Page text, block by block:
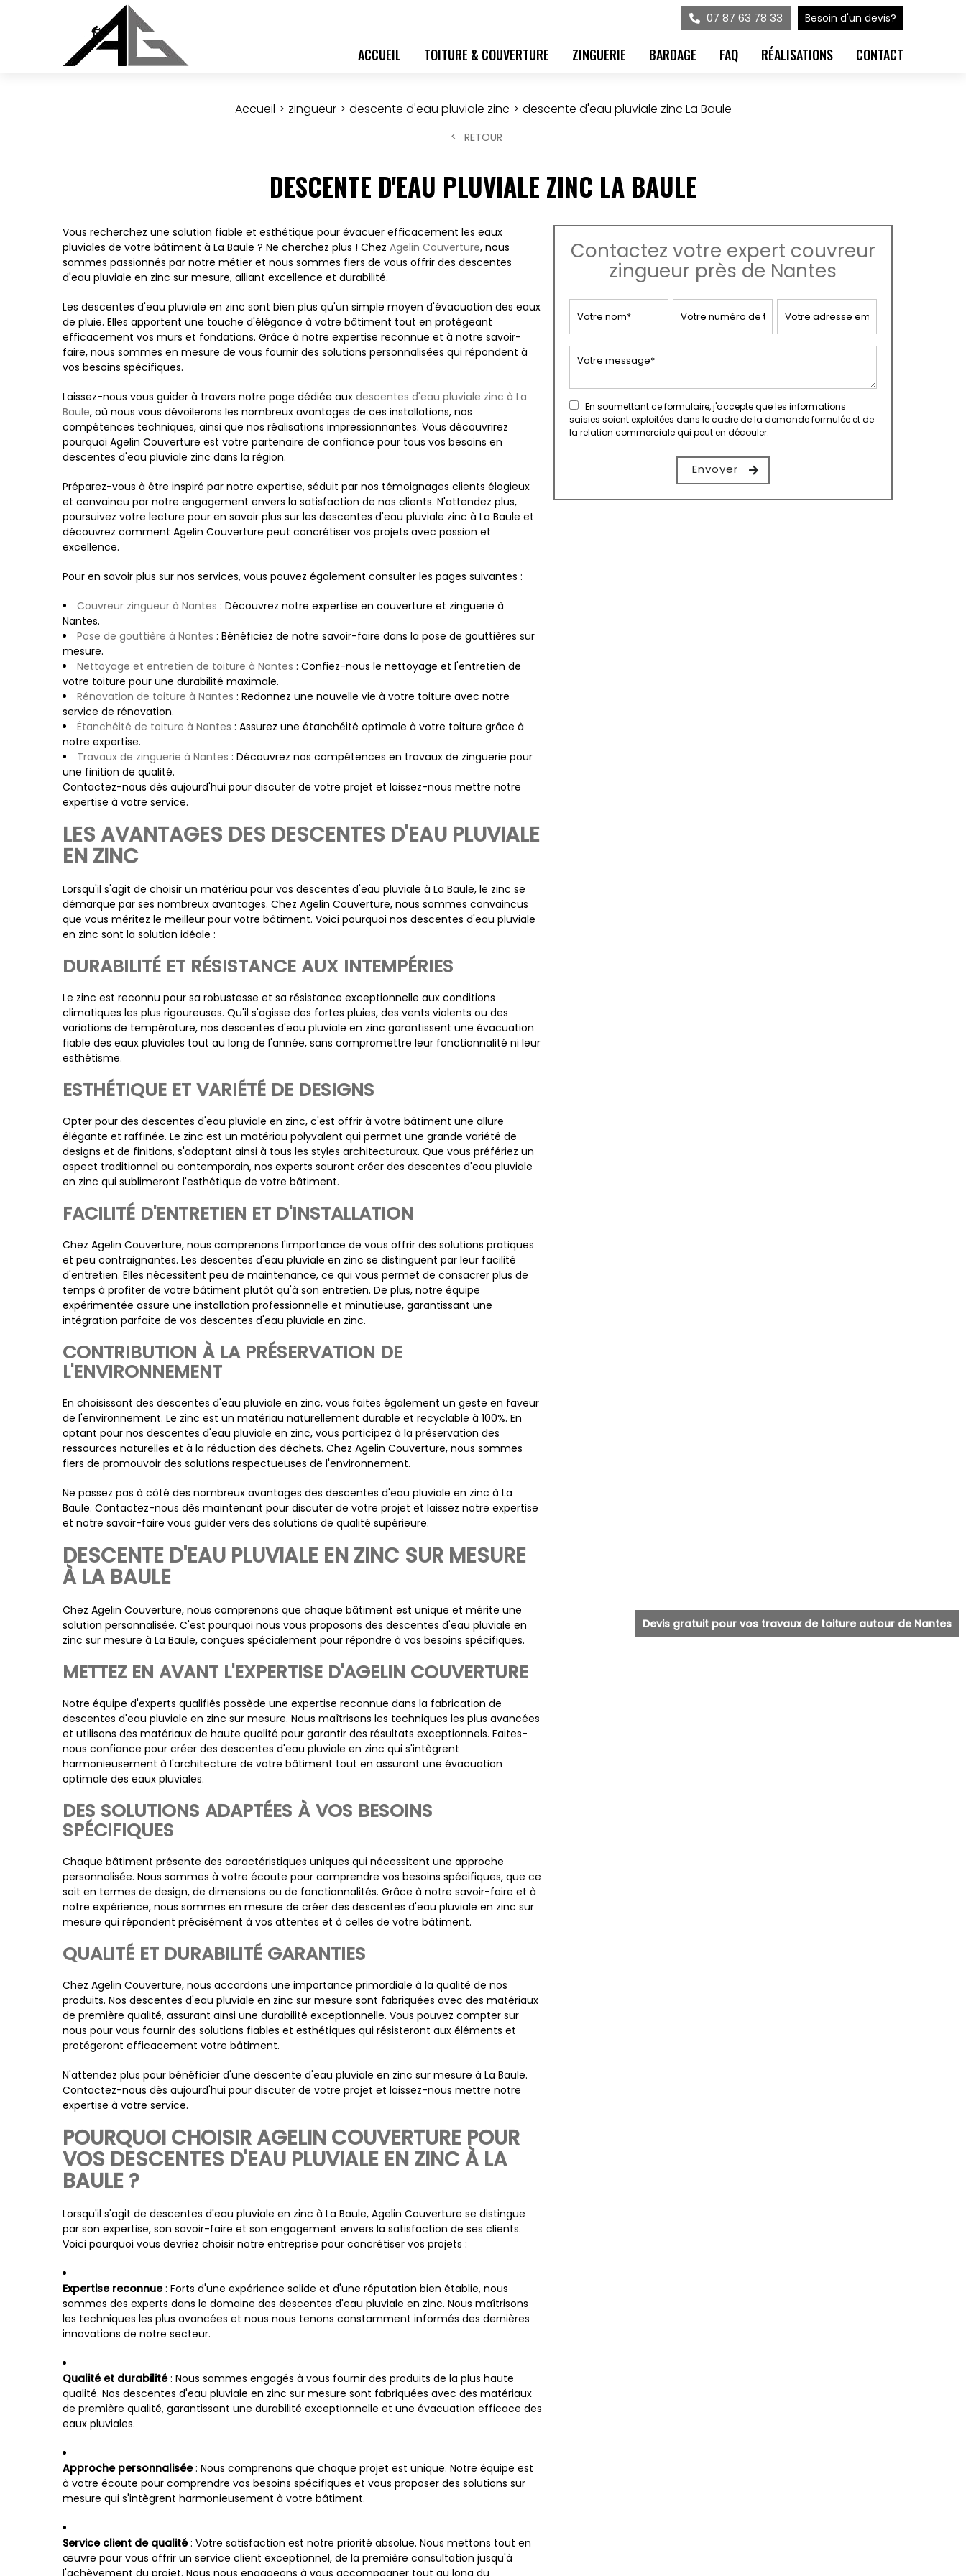
07 87 63 78 33 Besoin d'un devis?
ACCUEIL TOITURE & COUVERTURE ZINGUERIE BARDAGE FAQ RÉALISATIONS CONTACT
Accueil zingueur descente d'eau pluviale zinc descente d'eau pluviale zinc La Baule
RETOUR
DESCENTE D'EAU PLUVIALE ZINC LA BAULE
Vous recherchez une solution fiable et esthétique pour évacuer efficacement les eaux
pluviales de votre bâtiment à La Baule ? Ne cherchez plus ! Chez Agelin Couverture, nous
sommes passionnés par notre métier et nous sommes fiers de vous offrir des descentes
d'eau pluviale en zinc sur mesure, alliant excellence et durabilité.
Les descentes d'eau pluviale en zinc sont bien plus qu'un simple moyen d'évacuation des eaux
de pluie. Elles apportent une touche d'élégance à votre bâtiment tout en protégeant
efficacement vos murs et fondations. Grâce à notre expertise reconnue et à notre savoir-
faire, nous sommes en mesure de vous fournir des solutions personnalisées qui répondent à
vos besoins spécifiques.
Laissez-nous vous guider à travers notre page dédiée aux descentes d'eau pluviale zinc à La
Baule, où nous vous dévoilerons les nombreux avantages de ces installations, nos
compétences techniques, ainsi que nos réalisations impressionnantes. Vous découvrirez
pourquoi Agelin Couverture est votre partenaire de confiance pour tous vos besoins en
descentes d'eau pluviale zinc dans la région.
Préparez-vous à être inspiré par notre expertise, séduit par nos témoignages clients élogieux
et convaincu par notre engagement envers la satisfaction de nos clients. N'attendez plus,
poursuivez votre lecture pour en savoir plus sur les descentes d'eau pluviale zinc à La Baule et
découvrez comment Agelin Couverture peut concrétiser vos projets avec passion et
excellence.
Pour en savoir plus sur nos services, vous pouvez également consulter les pages suivantes :
Couvreur zingueur à Nantes : Découvrez notre expertise en couverture et zinguerie à
Nantes.
Pose de gouttière à Nantes : Bénéficiez de notre savoir-faire dans la pose de gouttières sur
mesure.
Nettoyage et entretien de toiture à Nantes : Confiez-nous le nettoyage et l'entretien de
votre toiture pour une durabilité maximale.
Rénovation de toiture à Nantes : Redonnez une nouvelle vie à votre toiture avec notre
service de rénovation.
Étanchéité de toiture à Nantes : Assurez une étanchéité optimale à votre toiture grâce à
notre expertise.
Travaux de zinguerie à Nantes : Découvrez nos compétences en travaux de zinguerie pour
une finition de qualité.
Contactez-nous dès aujourd'hui pour discuter de votre projet et laissez-nous mettre notre
expertise à votre service.
LES AVANTAGES DES DESCENTES D'EAU PLUVIALE
EN ZINC
Lorsqu'il s'agit de choisir un matériau pour vos descentes d'eau pluviale à La Baule, le zinc se
démarque par ses nombreux avantages. Chez Agelin Couverture, nous sommes convaincus
que vous méritez le meilleur pour votre bâtiment. Voici pourquoi nos descentes d'eau pluviale
en zinc sont la solution idéale :
DURABILITÉ ET RÉSISTANCE AUX INTEMPÉRIES
Le zinc est reconnu pour sa robustesse et sa résistance exceptionnelle aux conditions
climatiques les plus rigoureuses. Qu'il s'agisse des fortes pluies, des vents violents ou des
variations de température, nos descentes d'eau pluviale en zinc garantissent une évacuation
fiable des eaux pluviales tout au long de l'année, sans compromettre leur fonctionnalité ni leur
esthétisme.
ESTHÉTIQUE ET VARIÉTÉ DE DESIGNS
Opter pour des descentes d'eau pluviale en zinc, c'est offrir à votre bâtiment une allure
élégante et raffinée. Le zinc est un matériau polyvalent qui permet une grande variété de
designs et de finitions, s'adaptant ainsi à tous les styles architecturaux. Que vous préfériez un
aspect traditionnel ou contemporain, nos experts sauront créer des descentes d'eau pluviale
en zinc qui sublimeront l'esthétique de votre bâtiment.
FACILITÉ D'ENTRETIEN ET D'INSTALLATION
Chez Agelin Couverture, nous comprenons l'importance de vous offrir des solutions pratiques
et peu contraignantes. Les descentes d'eau pluviale en zinc se distinguent par leur facilité
d'entretien. Elles nécessitent peu de maintenance, ce qui vous permet de consacrer plus de
temps à profiter de votre bâtiment plutôt qu'à son entretien. De plus, notre équipe
expérimentée assure une installation professionnelle et minutieuse, garantissant une
intégration parfaite de vos descentes d'eau pluviale en zinc.
CONTRIBUTION À LA PRÉSERVATION DE
L'ENVIRONNEMENT
En choisissant des descentes d'eau pluviale en zinc, vous faites également un geste en faveur
de l'environnement. Le zinc est un matériau naturellement durable et recyclable à 100%. En
optant pour nos descentes d'eau pluviale en zinc, vous participez à la préservation des
ressources naturelles et à la réduction des déchets. Chez Agelin Couverture, nous sommes
fiers de promouvoir des solutions respectueuses de l'environnement.
Ne passez pas à côté des nombreux avantages des descentes d'eau pluviale en zinc à La
Baule. Contactez-nous dès maintenant pour discuter de votre projet et laissez notre expertise
et notre savoir-faire vous guider vers des solutions de qualité supérieure.
DESCENTE D'EAU PLUVIALE EN ZINC SUR MESURE
À LA BAULE
Chez Agelin Couverture, nous comprenons que chaque bâtiment est unique et mérite une
solution personnalisée. C'est pourquoi nous vous proposons des descentes d'eau pluviale en
zinc sur mesure à La Baule, conçues spécialement pour répondre à vos besoins spécifiques.
METTEZ EN AVANT L'EXPERTISE D'AGELIN COUVERTURE
Notre équipe d'experts qualifiés possède une expertise reconnue dans la fabrication de
descentes d'eau pluviale en zinc sur mesure. Nous maîtrisons les techniques les plus avancées
et utilisons des matériaux de haute qualité pour garantir des résultats exceptionnels. Faites-
nous confiance pour créer des descentes d'eau pluviale en zinc qui s'intègrent
harmonieusement à l'architecture de votre bâtiment tout en assurant une évacuation
optimale des eaux pluviales.
DES SOLUTIONS ADAPTÉES À VOS BESOINS
SPÉCIFIQUES
Chaque bâtiment présente des caractéristiques uniques qui nécessitent une approche
personnalisée. Nous sommes à votre écoute pour comprendre vos besoins spécifiques, que ce
soit en termes de design, de dimensions ou de fonctionnalités. Grâce à notre savoir-faire et à
notre expérience, nous sommes en mesure de créer des descentes d'eau pluviale en zinc sur
mesure qui répondent précisément à vos attentes et à celles de votre bâtiment.
QUALITÉ ET DURABILITÉ GARANTIES
Chez Agelin Couverture, nous accordons une importance primordiale à la qualité de nos
produits. Nos descentes d'eau pluviale en zinc sur mesure sont fabriquées avec des matériaux
de première qualité, assurant ainsi une durabilité exceptionnelle. Vous pouvez compter sur
nous pour vous fournir des solutions fiables et esthétiques qui résisteront aux éléments et
protégeront efficacement votre bâtiment.
N'attendez plus pour bénéficier d'une descente d'eau pluviale en zinc sur mesure à La Baule.
Contactez-nous dès aujourd'hui pour discuter de votre projet et laissez-nous mettre notre
expertise à votre service.
POURQUOI CHOISIR AGELIN COUVERTURE POUR
VOS DESCENTES D'EAU PLUVIALE EN ZINC À LA
BAULE ?
Lorsqu'il s'agit de descentes d'eau pluviale en zinc à La Baule, Agelin Couverture se distingue
par son expertise, son savoir-faire et son engagement envers la satisfaction de ses clients.
Voici pourquoi vous devriez choisir notre entreprise pour concrétiser vos projets :
Expertise reconnue: Forts d'une expérience solide et d'une réputation bien établie, nous
sommes des experts dans le domaine des descentes d'eau pluviale en zinc. Nous maîtrisons
les techniques les plus avancées et nous nous tenons constamment informés des dernières
innovations de notre secteur.
Qualité et durabilité: Nous sommes engagés à vous fournir des produits de la plus haute
qualité. Nos descentes d'eau pluviale en zinc sur mesure sont fabriquées avec des matériaux
de première qualité, garantissant une durabilité exceptionnelle et une évacuation efficace des
eaux pluviales.
Approche personnalisée: Nous comprenons que chaque projet est unique. Notre équipe est
à votre écoute pour comprendre vos besoins spécifiques et vous proposer des solutions sur
mesure qui s'intègrent harmonieusement à votre bâtiment.
Service client de qualité: Votre satisfaction est notre priorité absolue. Nous mettons tout en
œuvre pour vous offrir un service client exceptionnel, de la première consultation jusqu'à
l'achèvement du projet. Nous nous engageons à vous accompagner tout au long du
Contactez votre expert couvreur
zingueur près de Nantes
En soumettant ce formulaire, j'accepte que les informations
saisies soient exploitées dans le cadre de la demande formulée et de
la relation commerciale qui peut en découler.
Devis gratuit pour vos travaux de toiture autour de Nantes